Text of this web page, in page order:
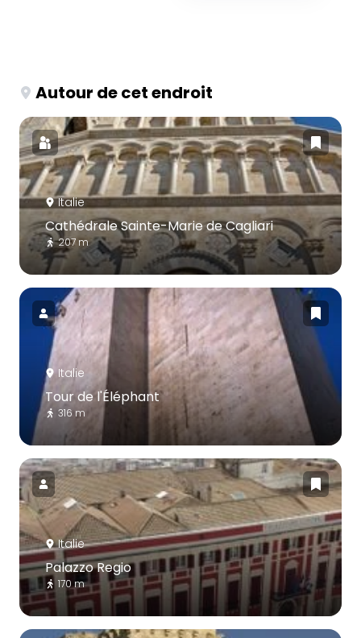
Autour de cet endroit
Italie
Cathédrale Sainte-Marie de Cagliari
207 m
Italie
Tour de l'Éléphant
316 m
Italie
Palazzo Regio
170 m